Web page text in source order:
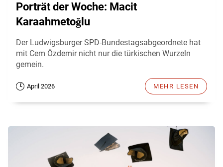
Porträt der Woche: Macit
Karaahmetoğlu
Der Ludwigsburger SPD-Bundestagsabgeordnete hat
mit Cem Özdemir nicht nur die türkischen Wurzeln
gemein.
April 2026 MEHR LESEN